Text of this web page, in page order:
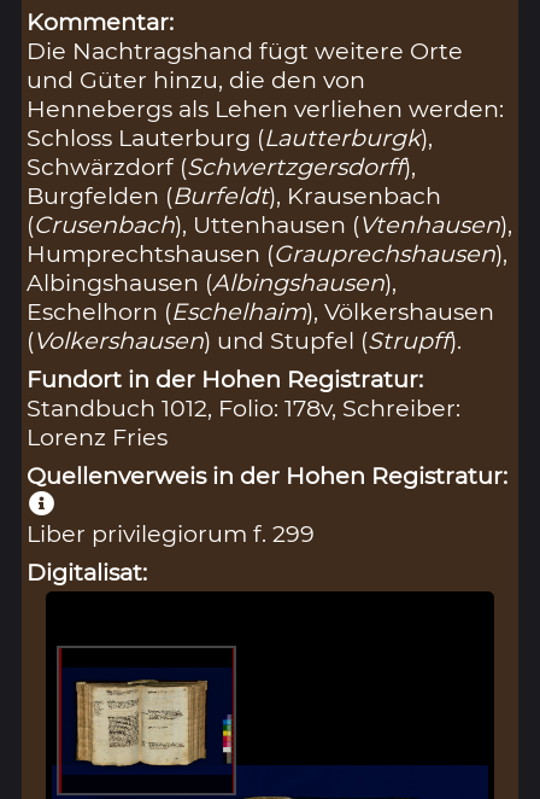
Kommentar:
Die Nachtragshand fügt weitere Orte
und Güter hinzu, die den von
Hennebergs als Lehen verliehen werden:
Schloss Lauterburg (Lautterburgk),
Schwärzdorf (Schwertzgersdorff),
Burgfelden (Burfeldt), Krausenbach
(Crusenbach), Uttenhausen (Vtenhausen),
Humprechtshausen (Grauprechshausen),
Albingshausen (Albingshausen),
Eschelhorn (Eschelhaim), Völkershausen
(Volkershausen) und Stupfel (Strupff).
Fundort in der Hohen Registratur:
Standbuch 1012, Folio: 178v, Schreiber:
Lorenz Fries
Quellenverweis in der Hohen Registratur:
Liber privilegiorum f. 299
Digitalisat: